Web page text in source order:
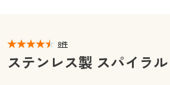
マイページ
閲覧履歴 8件
ステンレス製 スパイラ